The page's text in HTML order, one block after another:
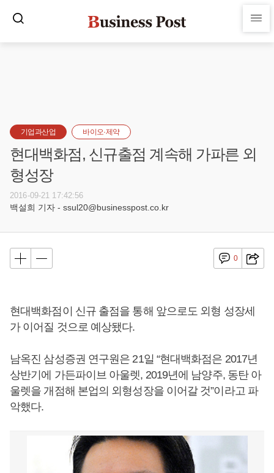
기업과산업 바이오·제약
현대백화점, 신규출점 계속해 가파른 외
형성장
2016-09-21 17:42:56
백설희 기자 - ssul20@businesspost.co.kr
0
현대백화점이 신규 출점을 통해 앞으로도 외형 성장세
가 이어질 것으로 예상됐다.
남옥진 삼성증권 연구원은 21일 “현대백화점은 2017년
상반기에 가든파이브 아울렛, 2019년에 남양주, 동탄 아
울렛을 개점해 본업의 외형성장을 이어갈 것”이라고 파
악했다.